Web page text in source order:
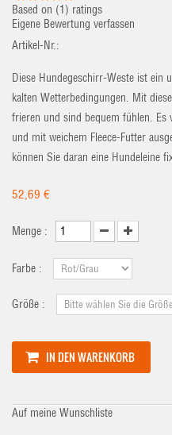
Based on (1) ratings
Eigene Bewertung verfassen
Artikel-Nr.:
Diese Hundegeschirr-Weste ist ein
kalten Wetterbedingungen. Mit
frieren und sind bequem fühlen. Es
und mit weichem Fleece-Futter
können Sie daran eine Hundeleine
52,69 €
Menge :
Farbe :
Größe :
IN DEN WARENKORB
Auf meine Wunschliste